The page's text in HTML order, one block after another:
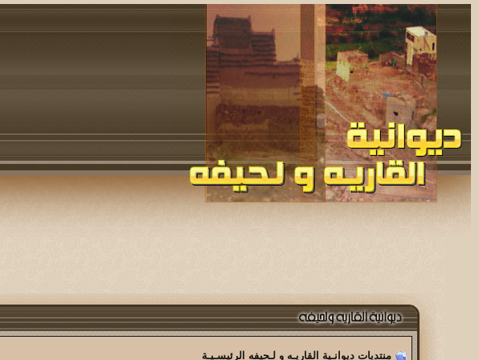
منتديات ديوانـية القاريـه و لـحيفه الرئيسـيـة
: كلامك صحيح اخي ملك الاحساس وانا اول المقصرين أتمنى ان